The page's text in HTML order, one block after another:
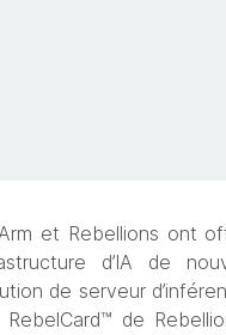
et Rebellions ont
d’IA de
de serveur
de